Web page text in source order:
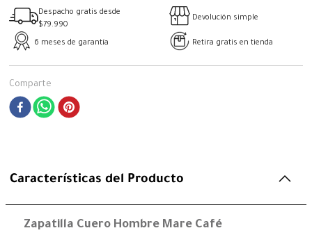
Despacho gratis desde
$79.990
Devolución simple
6 meses de garantía Retira gratis en tienda
Comparte
Características del Producto
Zapatilla Cuero Hombre Mare Café